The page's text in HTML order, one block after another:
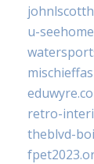
u-
retro-
theblvd-